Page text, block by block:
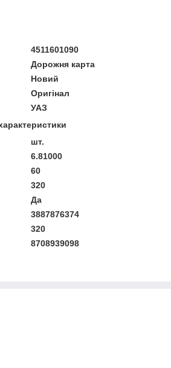
4511601090
Дорожня карта
Новий
Оригінал
УАЗ
шт.
6.81000
60
320
Да
3887876374
320
8708939098